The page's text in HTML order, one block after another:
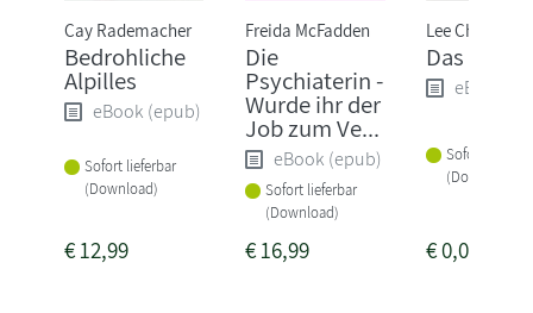
Cay Rademacher
Bedrohliche
Alpilles
eBook (epub)
Sofort lieferbar
(Download)
€12,99
Freida McFadden
Die
Psychiaterin -
Wurde ihr der
Job zum Ve...
eBook (epub)
Sofort lieferbar
(Download)
€16,99
Lee Child
Das
eBook
Sofort
(Download)
€0,00